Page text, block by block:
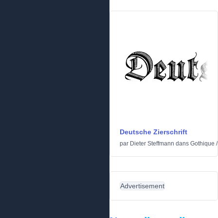
Deutsche Zierschrift
par Dieter Steffmann dans Gothique
Advertisement